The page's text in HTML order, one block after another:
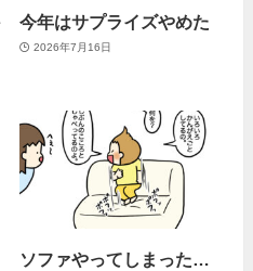
今年はサプライズやめた
2026年7月16日
ソファやってしまった…